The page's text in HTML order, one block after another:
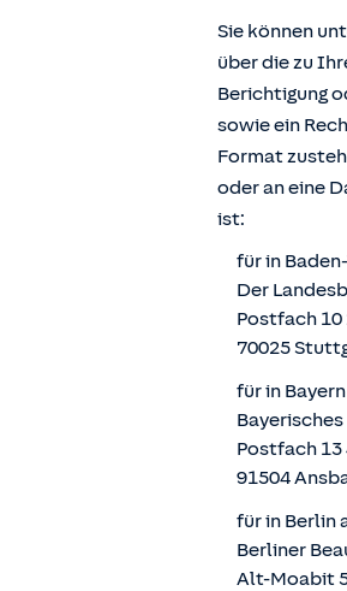
Sie können
über die zu
Berichtigung
sowie ein
Format
oder an eine
ist:
für in
Der
Postfach 10
70025
für in
Postfach 13
91504
für in Berlin
Berliner
Alt-Moabit